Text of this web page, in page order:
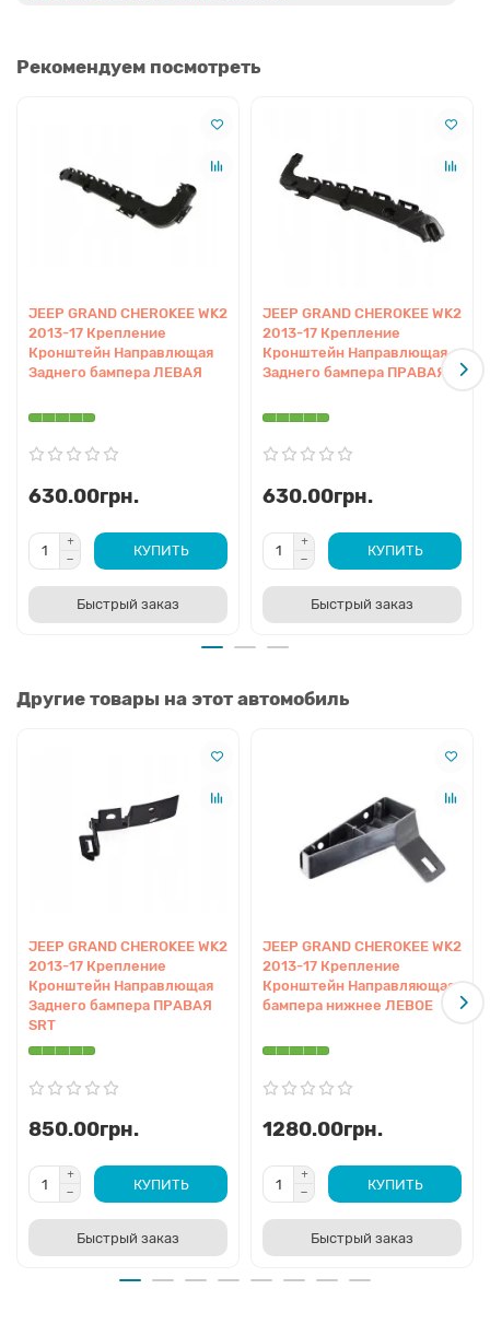
Рекомендуем посмотреть
JEEP GRAND CHEROKEE WK2
2013-17 Крепление
Кронштейн Направлющая
Заднего бампера ЛЕВАЯ
630.00грн.
КУПИТЬ
Быстрый заказ
JEEP GRAND CHEROKEE WK2
2013-17 Крепление
Кронштейн Направлющая
Заднего бампера ПРАВАЯ
630.00грн.
КУПИТЬ
Быстрый заказ
Другие товары на этот автомобиль
JEEP GRAND CHEROKEE WK2
2013-17 Крепление
Кронштейн Направлющая
Заднего бампера ПРАВАЯ
SRT
850.00грн.
КУПИТЬ
Быстрый заказ
JEEP GRAND CHEROKEE WK2
2013-17 Крепление
Кронштейн Направляющая
бампера нижнее ЛЕВОЕ
1280.00грн.
КУПИТЬ
Быстрый заказ